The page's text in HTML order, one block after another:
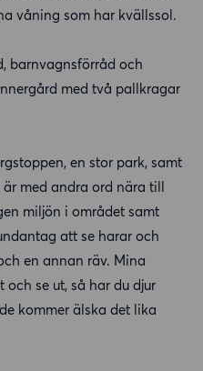
våning som har kvällssol.
barnvagnsförråd och
med två pallkragar
en stor park, samt
med andra ord nära till
miljön i området samt
att se harar och
en annan räv. Mina
se ut, så har du djur
kommer älska det lika